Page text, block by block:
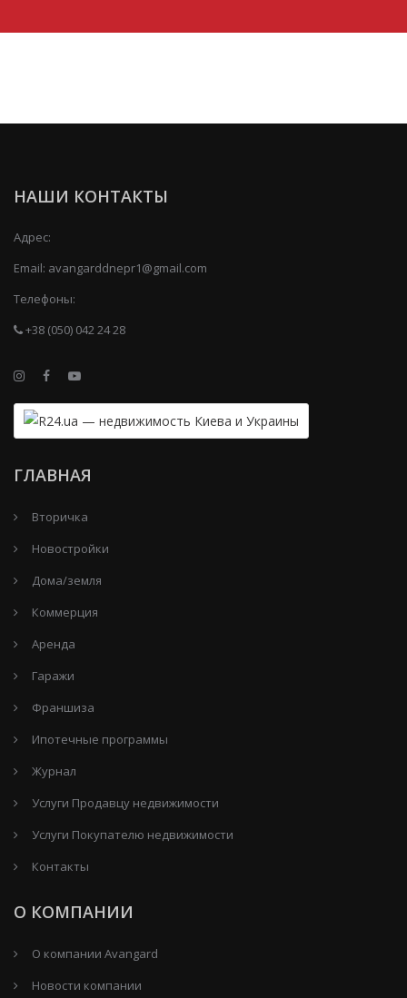
НАШИ КОНТАКТЫ
Адрес:
Email: avangarddnepr1@gmail.com
Телефоны:
+38 (050) 042 24 28
ГЛАВНАЯ
Вторичка
Новостройки
Дома/земля
Коммерция
Аренда
Гаражи
Франшиза
Ипотечные программы
Журнал
Услуги Продавцу недвижимости
Услуги Покупателю недвижимости
Контакты
О КОМПАНИИ
О компании Avangard
Новости компании